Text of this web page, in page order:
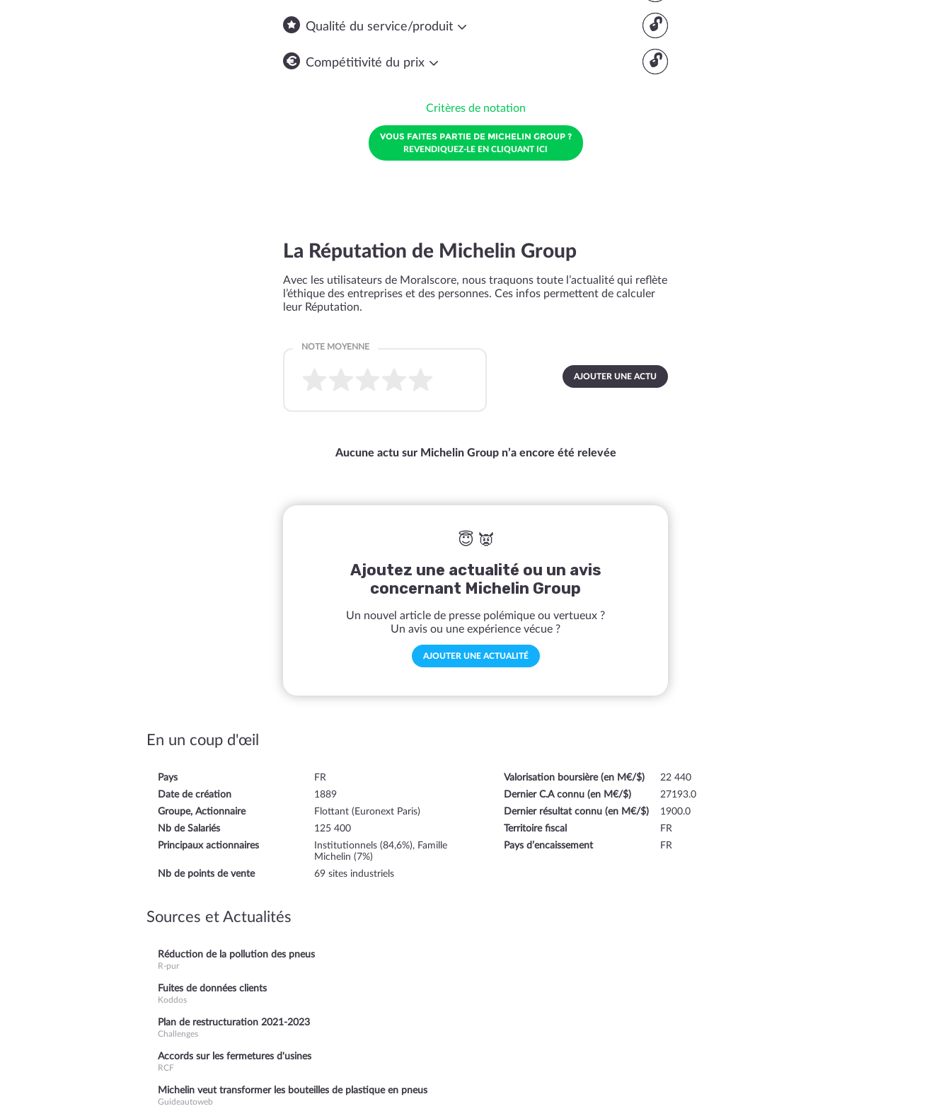
🔓
Qualité du service/produit
🔓
Compétitivité du prix
Critères de notation
VOUS FAITES PARTIE DE MICHELIN GROUP ?
REVENDIQUEZ-LE EN CLIQUANT ICI
La Réputation de Michelin Group
Avec les utilisateurs de Moralscore, nous traquons toute l’actualité qui reflète
l’éthique des entreprises et des personnes. Ces infos permettent de calculer
leur Réputation.
AJOUTER UNE ACTU
Aucune actu sur Michelin Group n’a encore été relevée
😇 👿
Ajoutez une actualité ou un avis
concernant Michelin Group
Un nouvel article de presse polémique ou vertueux ?
Un avis ou une expérience vécue ?
AJOUTER UNE ACTUALITÉ
En un coup d'œil
Pays
FR
Date de création
1889
Groupe, Actionnaire
Flottant (Euronext Paris)
Nb de Salariés
125 400
Principaux actionnaires
Institutionnels (84,6%), Famille
Michelin (7%)
Nb de points de vente
69 sites industriels
Valorisation boursière (en M€/$)
22 440
Dernier C.A connu (en M€/$)
27193.0
Dernier résultat connu (en M€/$)
1900.0
Territoire fiscal
FR
Pays d’encaissement
FR
Sources et Actualités
Réduction de la pollution des pneus
R-pur
Fuites de données clients
Koddos
Plan de restructuration 2021-2023
Challenges
Accords sur les fermetures d'usines
RCF
Michelin veut transformer les bouteilles de plastique en pneus
Guideautoweb